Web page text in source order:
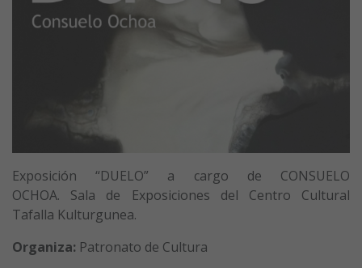
Exposición “DUELO” a cargo de CONSUELO
OCHOA. Sala de Exposiciones del Centro Cultural
Tafalla Kulturgunea.
Organiza: Patronato de Cultura